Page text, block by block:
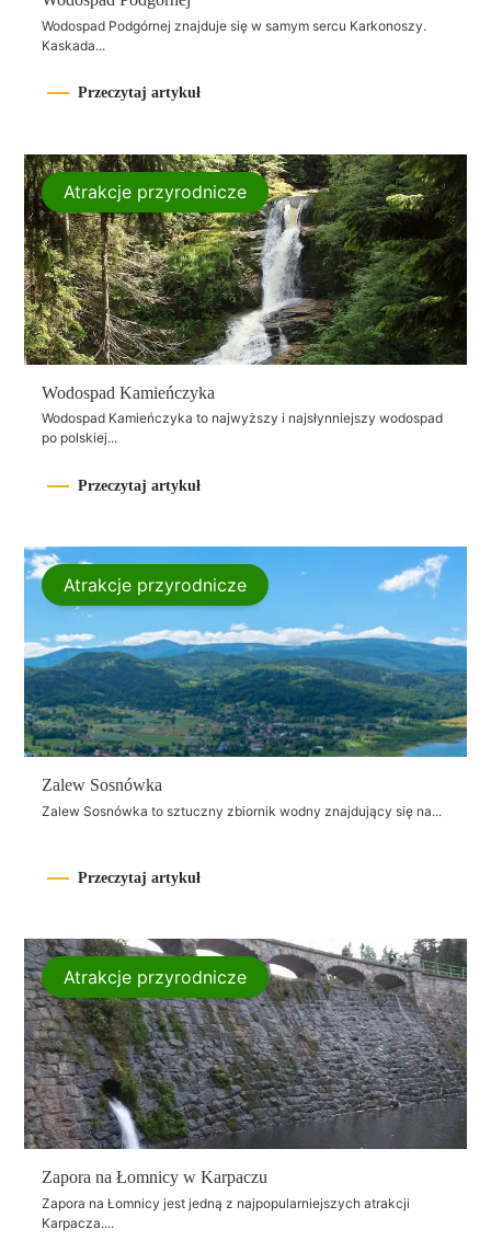
Wodospad Podgórnej znajduje się w samym sercu Karkonoszy.
Kaskada...
Przeczytaj artykuł
Wodospad Kamieńczyka
Wodospad Kamieńczyka to najwyższy i najsłynniejszy wodospad
po polskiej...
Przeczytaj artykuł
Atrakcje przyrodnicze
Zalew Sosnówka
Zalew Sosnówka to sztuczny zbiornik wodny znajdujący się na...
Przeczytaj artykuł
Atrakcje przyrodnicze
Zapora na Łomnicy w Karpaczu
Zapora na Łomnicy jest jedną z najpopularniejszych atrakcji
Karpacza....
Atrakcje przyrodnicze